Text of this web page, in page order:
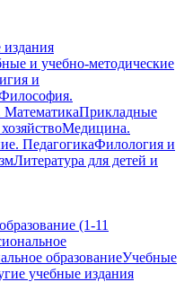
и учебно-методические
и
МатематикаПрикладные
Медицина.
ПедагогикаФилология и
Литература для детей и
(1-11
образованиеУчебные
учебные издания